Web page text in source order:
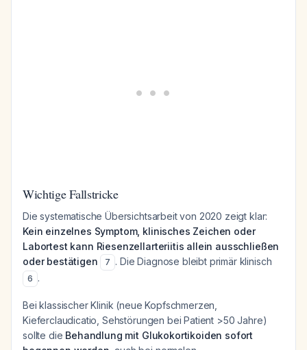
Wichtige Fallstricke
Die systematische Übersichtsarbeit von 2020 zeigt klar:
Kein einzelnes Symptom, klinisches Zeichen oder
Labortest kann Riesenzellarteriitis allein ausschließen
oder bestätigen
7 . Die Diagnose bleibt primär klinisch
6 .
Bei klassischer Klinik (neue Kopfschmerzen,
Kieferclaudicatio, Sehstörungen bei Patient >50 Jahre)
sollte die Behandlung mit Glukokortikoiden sofort